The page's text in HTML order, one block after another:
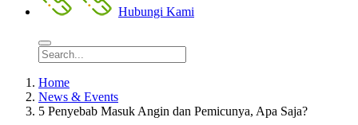
Hubungi Kami
Home
News & Events
5 Penyebab Masuk Angin dan Pemicunya, Apa Saja?